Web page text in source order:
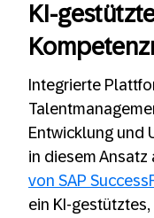
KI-
Integrierte
Entwicklung und
in diesem Ansatz
von SAP
ein KI-